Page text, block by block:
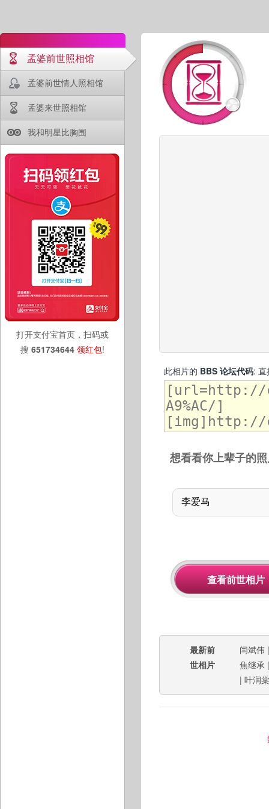
孟婆前世照相馆
孟婆前世情人照相馆
孟婆来世照相馆
我和明星比胸围
打开支付宝首页，扫码或
搜 651734644 领红包!
此相片的 BBS 论坛代码: 直
想看看你上辈子的
最新前
世相片
闫斌伟
焦继承
| 叶润棠